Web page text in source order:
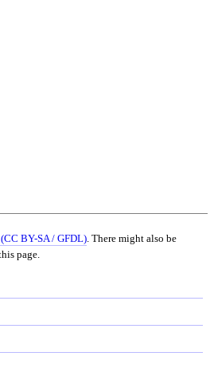
BY-SA / GFDL) . There might also be
page.